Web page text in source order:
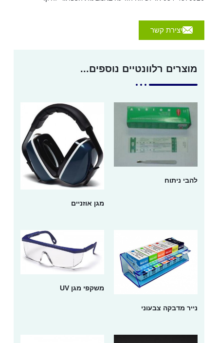
יצירת קשר
מוצרים רלוונטיים נוספים...
להבי ניתוח
מגן אוזניים
נייר מדבקה צבעוני
משקפי מגן UV